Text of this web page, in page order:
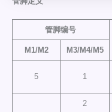
管脚编号
M1/M2
M3/M4/M5
5 1
2